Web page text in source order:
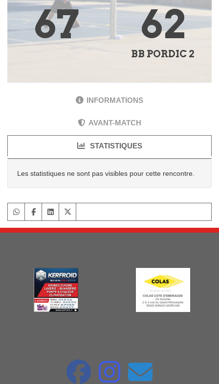
67 62
BB PORDIC 2
INFORMATIONS
AVANT-MATCH
STATISTIQUES
Les statistiques ne sont pas visibles pour cette rencontre.